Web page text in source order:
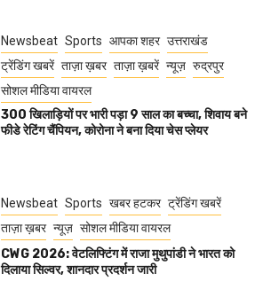
Newsbeat Sports आपका शहर उत्तराखंड
ट्रेंडिंग खबरें ताज़ा ख़बर ताज़ा ख़बरें न्यूज़ रुद्रपुर
सोशल मीडिया वायरल
300 खिलाड़ियों पर भारी पड़ा 9 साल का बच्चा, शिवाय बने
फीडे रेटिंग चैंपियन, कोरोना ने बना दिया चेस प्लेयर
Newsbeat Sports खबर हटकर ट्रेंडिंग खबरें
ताज़ा ख़बर न्यूज़ सोशल मीडिया वायरल
CWG 2026: वेटलिफ्टिंग में राजा मुथुपांडी ने भारत को
दिलाया सिल्वर, शानदार प्रदर्शन जारी